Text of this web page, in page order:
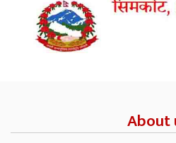
About